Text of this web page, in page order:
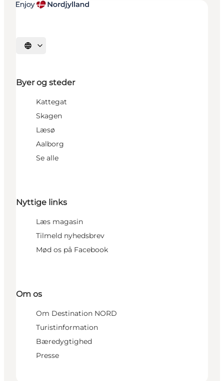
Vælg sprog
Byer og steder
Kattegat
Skagen
Læsø
Aalborg
Se alle
Nyttige links
Læs magasin
Tilmeld nyhedsbrev
Mød os på Facebook
Om os
Om Destination NORD
Turistinformation
Bæredygtighed
Presse